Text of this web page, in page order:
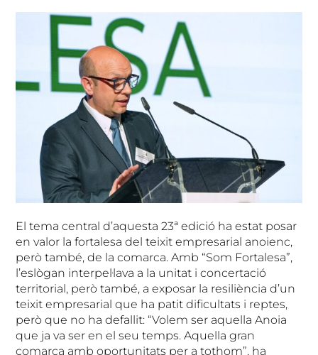
El tema central d’aquesta 23ª edició ha estat posar
en valor la fortalesa del teixit empresarial anoienc,
però també, de la comarca. Amb “Som Fortalesa”,
l’eslògan interpel·lava a la unitat i concertació
territorial, però també, a exposar la resiliència d’un
teixit empresarial que ha patit dificultats i reptes,
però que no ha defallit: “Volem ser aquella Anoia
que ja va ser en el seu temps. Aquella gran
comarca amb oportunitats per a tothom”, ha